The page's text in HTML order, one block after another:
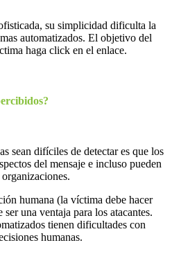
su simplicidad dificulta la
automatizados. El objetivo del
haga click en el enlace.
sean difíciles de detectar es que los
del mensaje e incluso pueden
humana (la víctima debe hacer
una ventaja para los atacantes.
tienen dificultades con
humanas.